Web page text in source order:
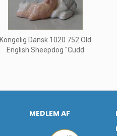
Kongelig Dansk 1020 752 Old
English Sheepdog "Cudd
MEDLEM AF